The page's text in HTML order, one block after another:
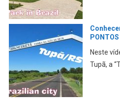
Neste
Tupã, a